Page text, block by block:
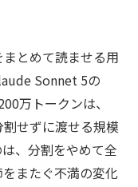
とめて読ませる用
Sonnet 5の
万トークンは、
せずに渡せる規模
、分割をやめて全
またぐ不満の変化